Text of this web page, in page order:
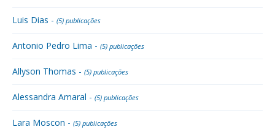
Luis Dias - (5) publicações
Antonio Pedro Lima - (5) publicações
Allyson Thomas - (5) publicações
Alessandra Amaral - (5) publicações
Lara Moscon - (5) publicações